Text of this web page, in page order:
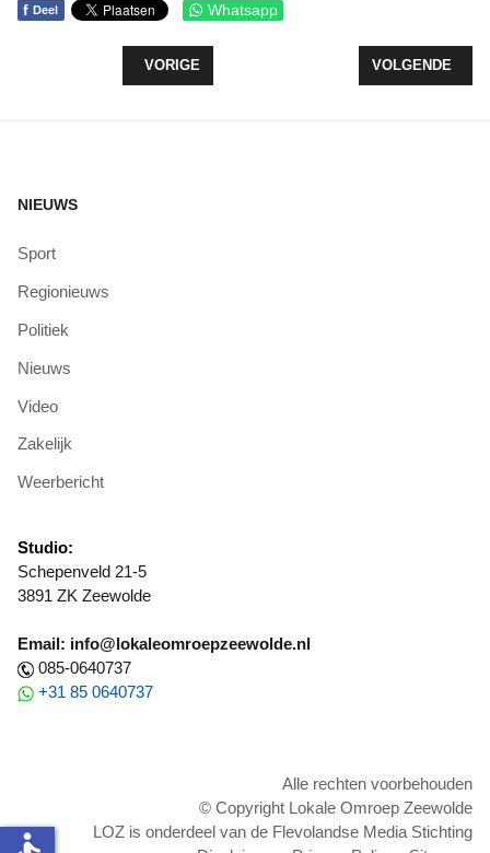
f Deel Whatsapp
VORIG ARTIKEL: MCKAYLA RESOSEMITO
VORIGE VOLGENDE
VOLGENDE
NIEUWS
Sport
Regionieuws
Politiek
Nieuws
Video
Zakelijk
Weerbericht
Studio:
Schepenveld 21-5
3891 ZK Zeewolde
Email: info@lokaleomroepzeewolde.nl
085-0640737
+31 85 0640737
Alle rechten voorbehouden
© Copyright Lokale Omroep Zeewolde
LOZ is onderdeel van de Flevolandse Media Stichting